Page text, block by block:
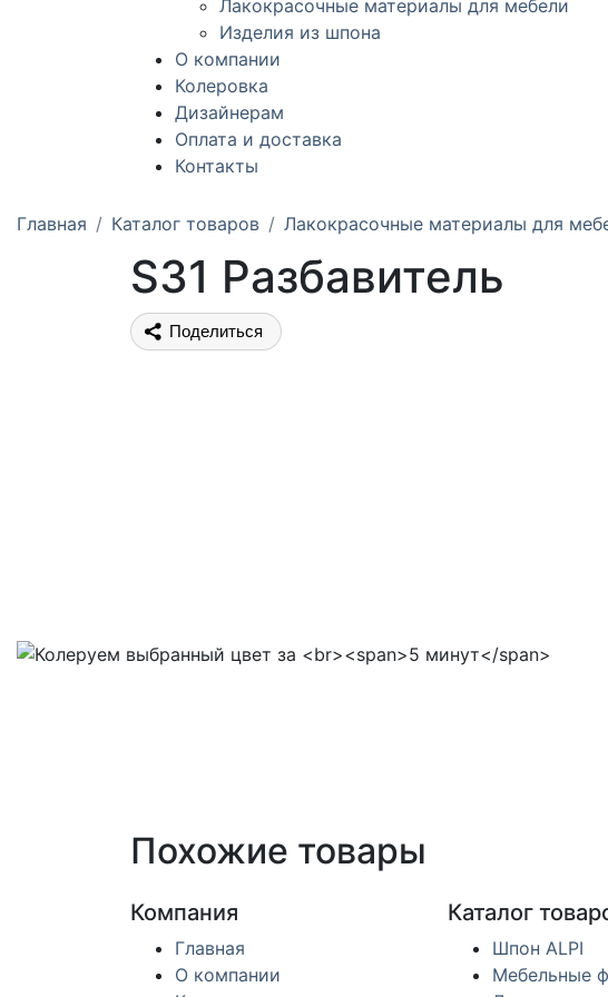
Лакокрасочные материалы для мебели
Изделия из шпона
О компании
Колеровка
Дизайнерам
Оплата и доставка
Контакты
Главная Каталог товаров Лакокрасочные материалы для
S31 Разбавитель
Поделиться
Похожие товары
Компания
Главная
О компании
Каталог
Шпон ALPI
Мебельные